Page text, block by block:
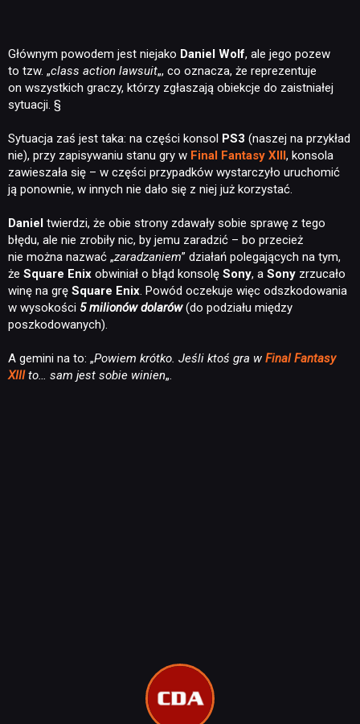
Głównym powodem jest niejako Daniel Wolf, ale jego pozew
to tzw. „class action lawsuit„, co oznacza, że reprezentuje
on wszystkich graczy, którzy zgłaszają obiekcje do zaistniałej
sytuacji. §
Sytuacja zaś jest taka: na części konsol PS3 (naszej na przykład
nie), przy zapisywaniu stanu gry w Final Fantasy XIII, konsola
zawieszała się – w części przypadków wystarczyło uruchomić
ją ponownie, w innych nie dało się z niej już korzystać.
Daniel twierdzi, że obie strony zdawały sobie sprawę z tego
błędu, ale nie zrobiły nic, by jemu zaradzić – bo przecież
nie można nazwać „zaradzaniem” działań polegających na tym,
że Square Enix obwiniał o błąd konsolę Sony, a Sony zrzucało
winę na grę Square Enix. Powód oczekuje więc odszkodowania
w wysokości 5 milionów dolarów(do podziału między
poszkodowanych).
A gemini na to: „Powiem krótko. Jeśli ktoś gra w Final Fantasy
XIIIto… sam jest sobie winien„.